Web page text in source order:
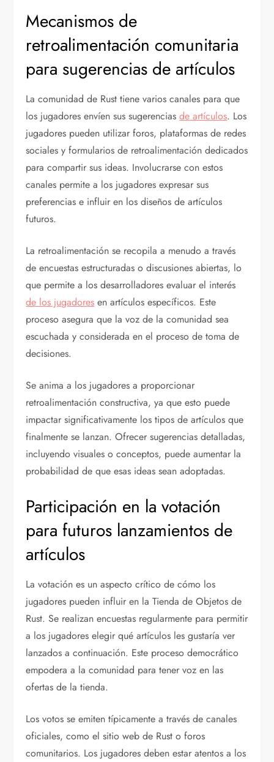
Mecanismos de
retroalimentación comunitaria
para sugerencias de artículos
La comunidad de Rust tiene varios canales para que
los jugadores envíen sus sugerenciasde artículos. Los
jugadores pueden utilizar foros, plataformas de redes
sociales y formularios de retroalimentación dedicados
para compartir sus ideas. Involucrarse con estos
canales permite a los jugadores expresar sus
preferencias e influir en los diseños de artículos
futuros.
La retroalimentación se recopila a menudo a través
de encuestas estructuradas o discusiones abiertas, lo
que permite a los desarrolladores evaluar el interés
de los jugadores en artículos específicos. Este
proceso asegura que la voz de la comunidad sea
escuchada y considerada en el proceso de toma de
decisiones.
Se anima a los jugadores a proporcionar
retroalimentación constructiva, ya que esto puede
impactar significativamente los tipos de artículos que
finalmente se lanzan. Ofrecer sugerencias detalladas,
incluyendo visuales o conceptos, puede aumentar la
probabilidad de que esas ideas sean adoptadas.
Participación en la votación
para futuros lanzamientos de
artículos
La votación es un aspecto crítico de cómo los
jugadores pueden influir en la Tienda de Objetos de
Rust. Se realizan encuestas regularmente para permitir
a los jugadores elegir qué artículos les gustaría ver
lanzados a continuación. Este proceso democrático
empodera a la comunidad para tener voz en las
ofertas de la tienda.
Los votos se emiten típicamente a través de canales
oficiales, como el sitio web de Rust o foros
comunitarios. Los jugadores deben estar atentos a los